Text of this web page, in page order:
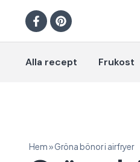
Alla recept Frukost
Hem»Gröna bönor i airfryer